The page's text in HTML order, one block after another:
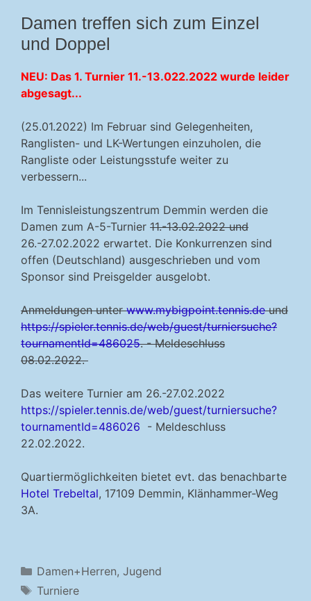
Damen treffen sich zum Einzel
und Doppel
NEU: Das 1. Turnier 11.-13.022.2022 wurde leider
abgesagt...
(25.01.2022) Im Februar sind Gelegenheiten,
Ranglisten- und LK-Wertungen einzuholen, die
Rangliste oder Leistungsstufe weiter zu
verbessern...
Im Tennisleistungszentrum Demmin werden die
Damen zum A-5-Turnier 11.-13.02.2022 und
26.-27.02.2022 erwartet. Die Konkurrenzen sind
offen (Deutschland) ausgeschrieben und vom
Sponsor sind Preisgelder ausgelobt.
Anmeldungen unterwww.mybigpoint.tennis.deund
https://spieler.tennis.de/web/guest/turniersuche?
tournamentId=486025. - Meldeschluss
08.02.2022.
Das weitere Turnier am 26.-27.02.2022
https://spieler.tennis.de/web/guest/turniersuche?
tournamentId=486026 - Meldeschluss
22.02.2022.
Quartiermöglichkeiten bietet evt. das benachbarte
Hotel Trebeltal, 17109 Demmin, Klänhammer-Weg
3A.
Kategorien
Damen+Herren, Jugend
Schlagwörter
Turniere